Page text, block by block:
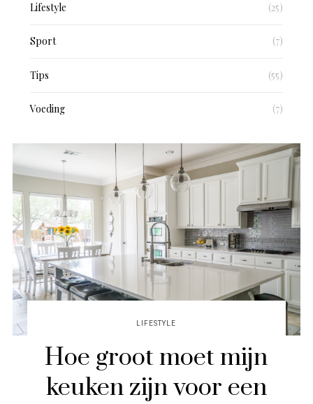
Lifestyle (25)
Sport (7)
Tips (55)
Voeding (7)
LIFESTYLE
Hoe groot moet mijn
keuken zijn voor een